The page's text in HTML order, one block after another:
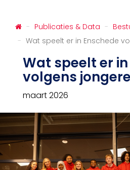
Publicaties & Data
Wat speelt er in Enschede
Wat speelt er
volgens
maart 2026